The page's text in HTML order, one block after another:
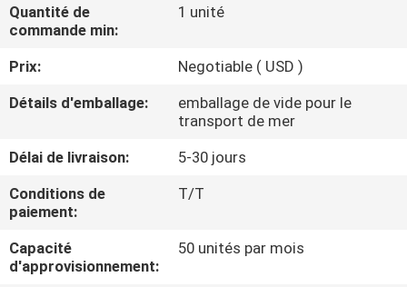
VISITE
CONTRÔLE
QUALITÉ
CONTACTEZ-
NOUS
Quantité de
commande min:
1 unité
Prix:
Negotiable ( USD )
Détails d'emballage:
emballage de vide pour le
transport de mer
Délai de livraison:
5-30 jours
Conditions de
paiement:
T/T
Capacité
d'approvisionnement:
50 unités par mois